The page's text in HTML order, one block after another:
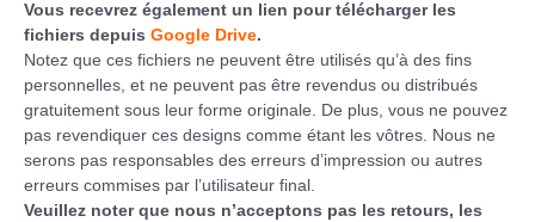
Vous recevrez également un lien pour télécharger les
fichiers depuis Google Drive.
Notez que ces fichiers ne peuvent être utilisés qu’à des fins
personnelles, et ne peuvent pas être revendus ou distribués
gratuitement sous leur forme originale. De plus, vous ne pouvez
pas revendiquer ces designs comme étant les vôtres. Nous ne
serons pas responsables des erreurs d’impression ou autres
erreurs commises par l’utilisateur final.
Veuillez noter que nous n’acceptons pas les retours, les